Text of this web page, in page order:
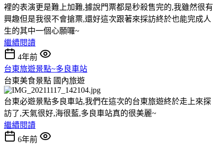
裡的表演更是難上加難,據說門票都是秒殺售完的,我雖然很有
興趣但是我很不會搶票,還好這次跟著來採訪終於也能完成人
生的其中一個心願囉~
繼續閱讀
4年前
台東旅遊景點~多良車站
台東美食景點 國內旅遊
台東必遊景點多良車站,我們在這次的台東旅遊終於走上來探
訪了,天氣很好,海很藍,多良車站真的很美麗~
繼續閱讀
6年前